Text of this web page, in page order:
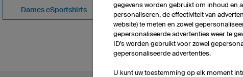
Dames eSportshirts Heren eSportshirts
gegevens worden gebruikt om inhoud en
personaliseren, de effectiviteit van
website) te meten en zowel
gepersonaliseerde advertenties weer te
ID's worden gebruikt voor zowel
gepersonaliseerde advertenties.
U kunt uw toestemming op elk moment